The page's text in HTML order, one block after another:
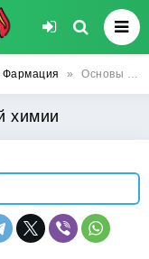
Фармация » Основы медицинской химии
химии